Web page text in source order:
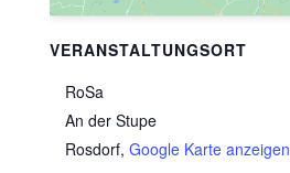
VERANSTALTUNGSORT
RoSa
An der Stupe
Rosdorf, Google Karte anzeigen